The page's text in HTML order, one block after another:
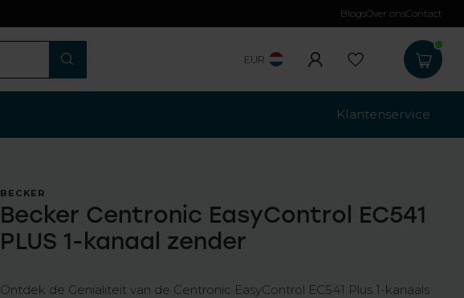
Gratis verzending
BlogsOver onsContact
EUR
Klantenservice
BECKER
Becker Centronic EasyControl EC541
PLUS 1-kanaal zender
Ontdek de Genialiteit van de Centronic EasyControl EC541 Plus 1-kanaals